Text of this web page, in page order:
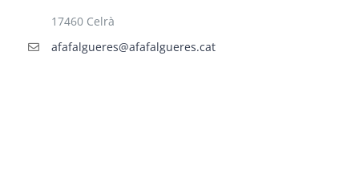
17460 Celrà
afafalgueres@afafalgueres.cat